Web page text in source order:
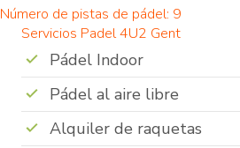
Número de pistas de pádel: 9
Servicios Padel 4U2 Gent
Pádel Indoor
Pádel al aire libre
Alquiler de raquetas